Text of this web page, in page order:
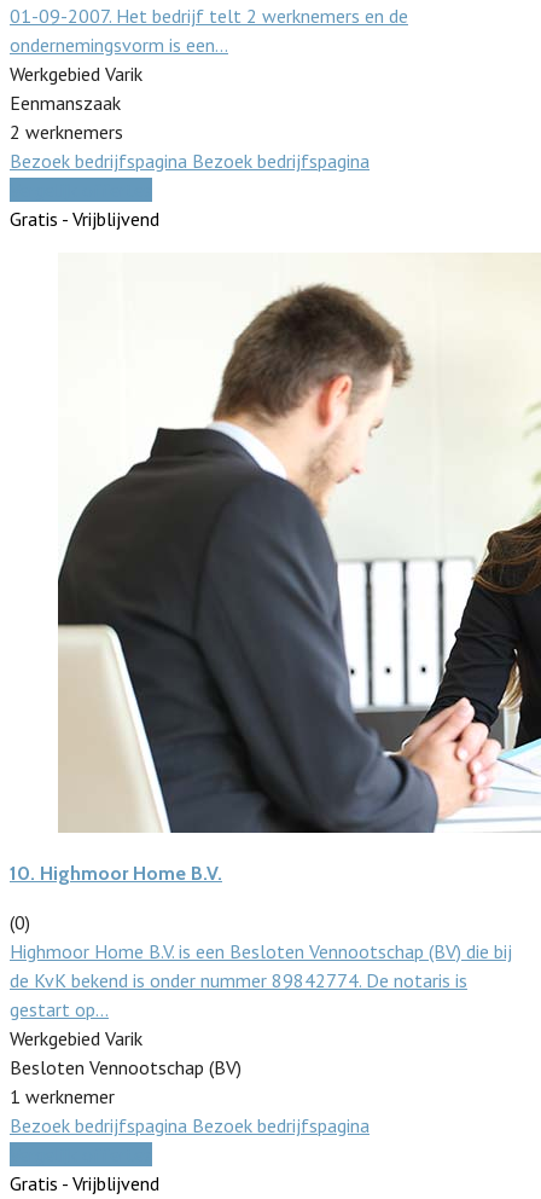
01-09-2007. Het bedrijf telt 2 werknemers en de
ondernemingsvorm is een…
Werkgebied Varik
Eenmanszaak
2 werknemers
Bezoek bedrijfspagina Bezoek bedrijfspagina
Gratis - Vrijblijvend
10. Highmoor Home B.V.
(0)
Highmoor Home B.V. is een Besloten Vennootschap (BV) die bij
de KvK bekend is onder nummer 89842774. De notaris is
gestart op…
Werkgebied Varik
Besloten Vennootschap (BV)
1 werknemer
Bezoek bedrijfspagina Bezoek bedrijfspagina
Gratis - Vrijblijvend